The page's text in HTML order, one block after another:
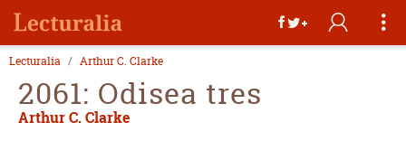
Lecturalia Arthur C. Clarke
2061: Odisea tres
Arthur C. Clarke